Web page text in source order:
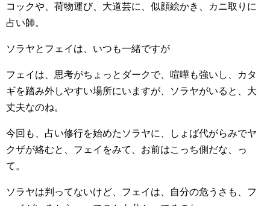
コックや、荷物運び、大道芸に、似顔絵かき、カニ取りに
占い師。
ソラヤとフェイは、いつも一緒ですが
フェイは、思考がちょっとダークで、喧嘩も強いし、カタ
ギを踏み外しやすい場所にいますが、ソラヤがいると、大
丈夫なのね。
今回も、占い修行を始めたソラヤに、しょば代がらみでヤ
クザが絡むと、フェイをみて、お前はこっち側だな、っ
て。
ソラヤは判ってないけど、フェイは、自分の危うさも、フ